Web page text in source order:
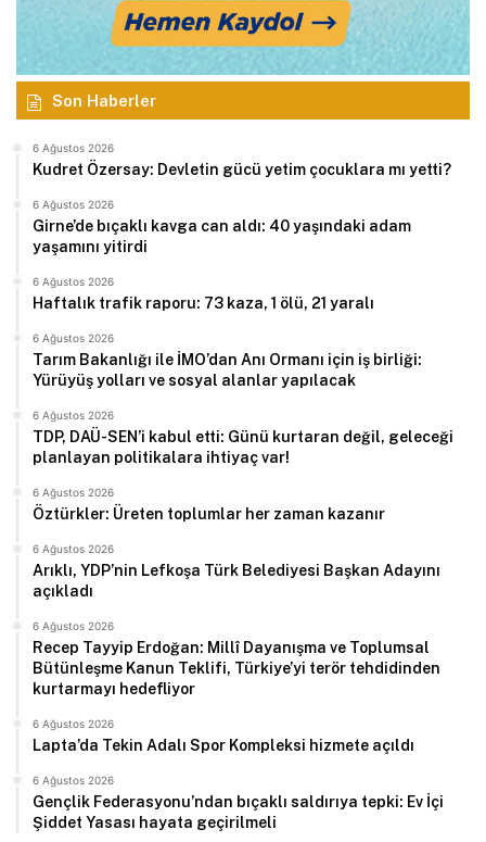
Son Haberler
6 Ağustos 2026
Kudret Özersay: Devletin gücü yetim çocuklara mı yetti?
6 Ağustos 2026
Girne’de bıçaklı kavga can aldı: 40 yaşındaki adam
yaşamını yitirdi
6 Ağustos 2026
Haftalık trafik raporu: 73 kaza, 1 ölü, 21 yaralı
6 Ağustos 2026
Tarım Bakanlığı ile İMO’dan Anı Ormanı için iş birliği:
Yürüyüş yolları ve sosyal alanlar yapılacak
6 Ağustos 2026
TDP, DAÜ-SEN’i kabul etti: Günü kurtaran değil, geleceği
planlayan politikalara ihtiyaç var!
6 Ağustos 2026
Öztürkler: Üreten toplumlar her zaman kazanır
6 Ağustos 2026
Arıklı, YDP’nin Lefkoşa Türk Belediyesi Başkan Adayını
açıkladı
6 Ağustos 2026
Recep Tayyip Erdoğan: Millî Dayanışma ve Toplumsal
Bütünleşme Kanun Teklifi, Türkiye’yi terör tehdidinden
kurtarmayı hedefliyor
6 Ağustos 2026
Lapta’da Tekin Adalı Spor Kompleksi hizmete açıldı
6 Ağustos 2026
Gençlik Federasyonu’ndan bıçaklı saldırıya tepki: Ev İçi
Şiddet Yasası hayata geçirilmeli